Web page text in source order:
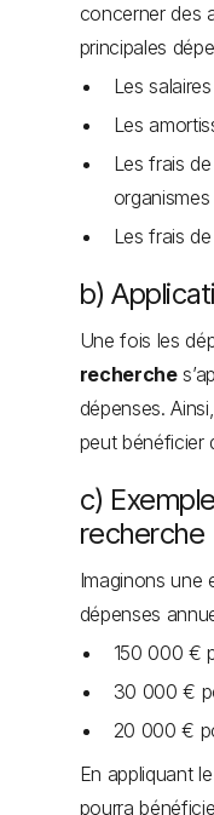
concerner des
principales
Les
Les
Les frais
Les frais
b)
Une fois les
recherche
dépenses.
peut bénéficier
c)
recherche
Imaginons une
dépenses
150 000 €
30 000 €
20 000 €
En appliquant
pourra